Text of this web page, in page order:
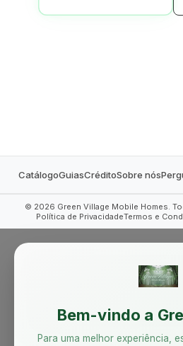
CatálogoGuiasCréditoSobre nós
© 2026 Green Village Mobile Homes.
Política de PrivacidadeTermos e
Bem-vindo a
Para uma melhor experiência,